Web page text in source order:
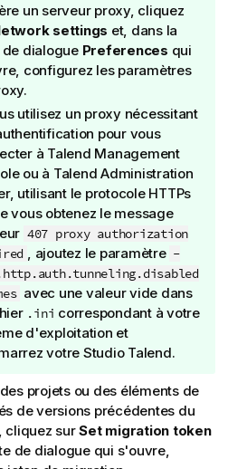
un serveur proxy, cliquez
settings et, dans la
de dialogue Preferences qui
configurez les paramètres
utilisez un proxy nécessitant
pour vous
à Talend Management
ou à Talend Administration
, utilisant le protocole HTTPs
vous obtenez le message
407 proxy authorization
, ajoutez le paramètre -
avec une valeur vide dans
.ini correspondant à votre
d'exploitation et
votre Studio Talend.
projets ou des éléments de
de versions précédentes du
, cliquez surSet migration token
de dialogue qui s'ouvre,